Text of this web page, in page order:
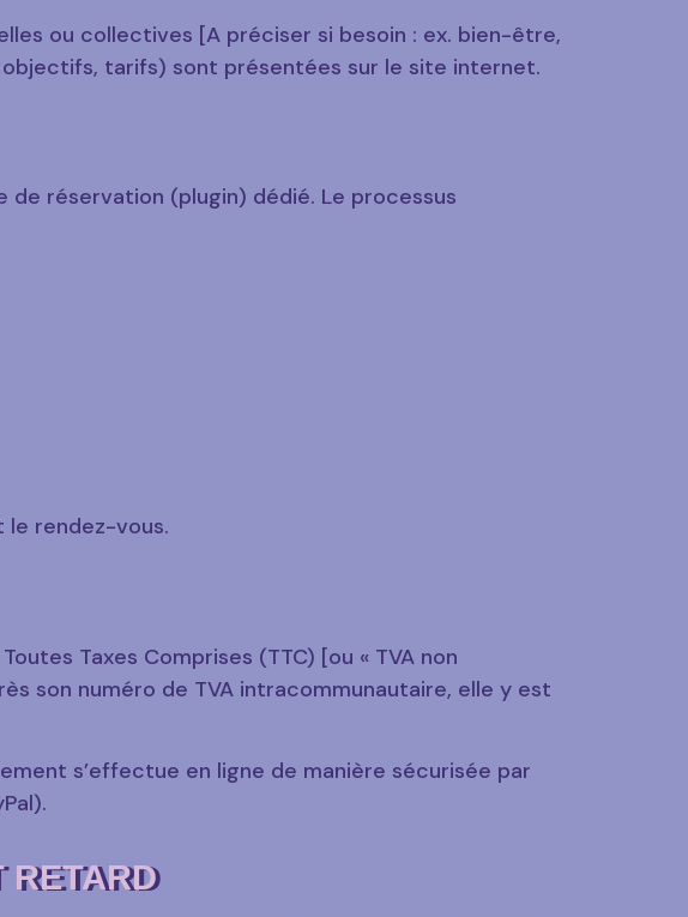
ou collectives [A préciser si besoin : ex. bien-être,
tarifs) sont présentées sur le site internet.
réservation (plugin) dédié. Le processus
le rendez-vous.
Taxes Comprises (TTC) [ou « TVA non
son numéro de TVA intracommunautaire, elle y est
s’effectue en ligne de manière sécurisée par
RETARD